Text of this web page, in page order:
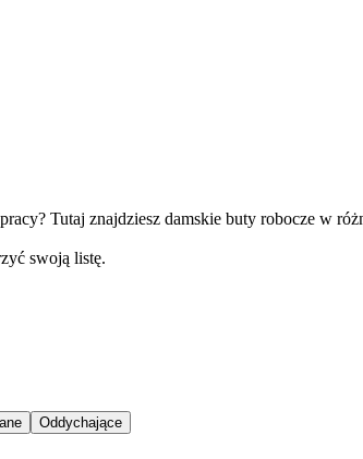
Tutaj znajdziesz damskie buty robocze w
swoją listę.
Oddychające